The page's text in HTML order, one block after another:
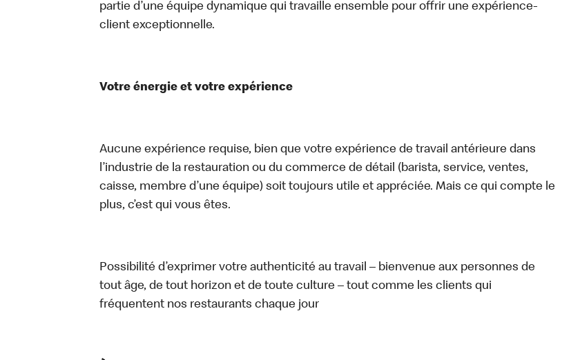
partie d’une équipe dynamique qui travaille ensemble pour offrir une expérience-
client exceptionnelle.
Votre énergie et votre expérience
Aucune expérience requise, bien que votre expérience de travail antérieure dans
l’industrie de la restauration ou du commerce de détail (barista, service, ventes,
caisse, membre d’une équipe) soit toujours utile et appréciée. Mais ce qui compte le
plus, c’est qui vous êtes.
Possibilité d’exprimer votre authenticité au travail – bienvenue aux personnes de
tout âge, de tout horizon et de toute culture – tout comme les clients qui
fréquentent nos restaurants chaque jour